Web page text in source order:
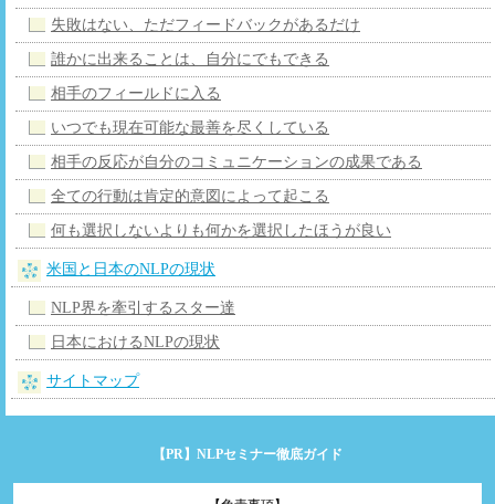
失敗はない、ただフィードバックがあるだけ
誰かに出来ることは、自分にでもできる
相手のフィールドに入る
いつでも現在可能な最善を尽くしている
相手の反応が自分のコミュニケーションの成果である
全ての行動は肯定的意図によって起こる
何も選択しないよりも何かを選択したほうが良い
米国と日本のNLPの現状
NLP界を牽引するスター達
日本におけるNLPの現状
サイトマップ
NLPセミナー徹底ガイド